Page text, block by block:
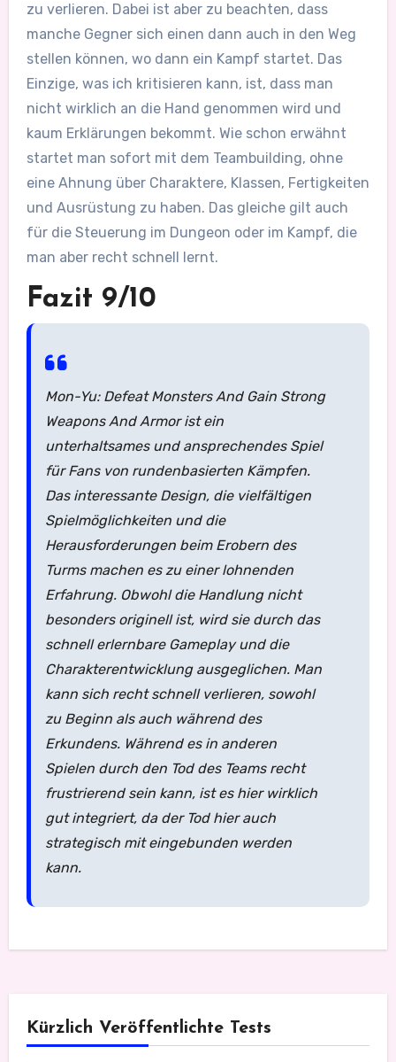
zu verlieren. Dabei ist aber zu beachten, dass
manche Gegner sich einen dann auch in den Weg
stellen können, wo dann ein Kampf startet. Das
Einzige, was ich kritisieren kann, ist, dass man
nicht wirklich an die Hand genommen wird und
kaum Erklärungen bekommt. Wie schon erwähnt
startet man sofort mit dem Teambuilding, ohne
eine Ahnung über Charaktere, Klassen, Fertigkeiten
und Ausrüstung zu haben. Das gleiche gilt auch
für die Steuerung im Dungeon oder im Kampf, die
man aber recht schnell lernt.
Fazit 9/10
Mon-Yu: Defeat Monsters And Gain Strong
Weapons And Armor ist ein
unterhaltsames und ansprechendes Spiel
für Fans von rundenbasierten Kämpfen.
Das interessante Design, die vielfältigen
Spielmöglichkeiten und die
Herausforderungen beim Erobern des
Turms machen es zu einer lohnenden
Erfahrung. Obwohl die Handlung nicht
besonders originell ist, wird sie durch das
schnell erlernbare Gameplay und die
Charakterentwicklung ausgeglichen. Man
kann sich recht schnell verlieren, sowohl
zu Beginn als auch während des
Erkundens. Während es in anderen
Spielen durch den Tod des Teams recht
frustrierend sein kann, ist es hier wirklich
gut integriert, da der Tod hier auch
strategisch mit eingebunden werden
kann.
Kürzlich Veröffentlichte Tests